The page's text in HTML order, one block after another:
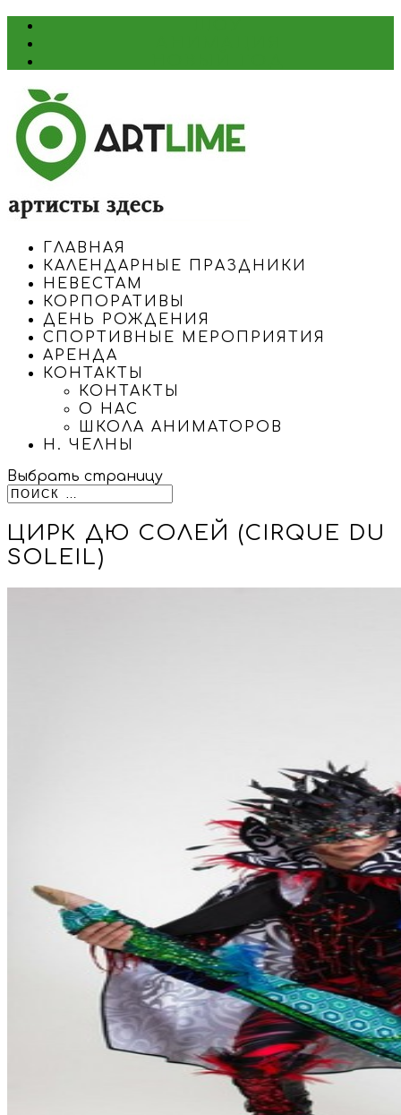
ГЛАВНАЯ
КАЛЕНДАРНЫЕ ПРАЗДНИКИ
НЕВЕСТАМ
КОРПОРАТИВЫ
ДЕНЬ РОЖДЕНИЯ
СПОРТИВНЫЕ МЕРОПРИЯТИЯ
АРЕНДА
КОНТАКТЫ
КОНТАКТЫ
О НАС
ШКОЛА АНИМАТОРОВ
Н. ЧЕЛНЫ
Выбрать страницу
ЦИРК ДЮ СОЛЕЙ (CIRQUE DU
SOLEIL)